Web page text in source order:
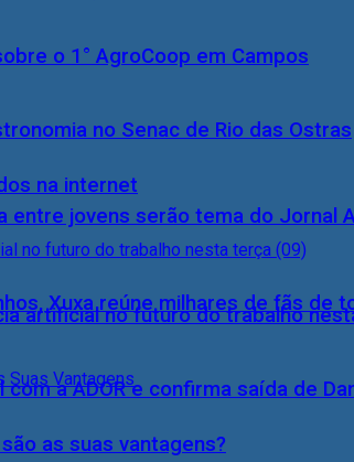
o 1° AgroCoop em Campos
na internet
artificial no futuro do trabalho
as suas vantagens?
no Senac de Rio das Ostras
entre jovens serão tema do Jornal
Xuxa reúne milhares de fãs de
a ADOR e confirma saída de